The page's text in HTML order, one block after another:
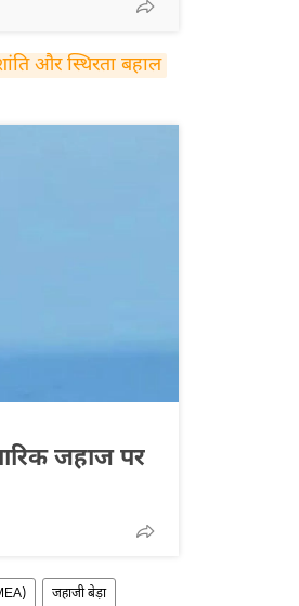
और स्थिरता बहाल
जहाज पर
जहाजी बेड़ा